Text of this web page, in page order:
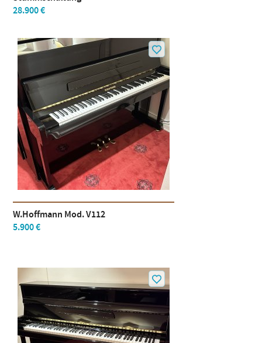
28.900 €
W.Hoffmann Mod. V112
5.900 €